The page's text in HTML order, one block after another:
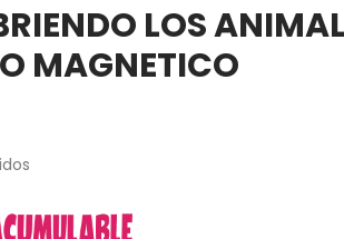
LOS
MAGNETICO